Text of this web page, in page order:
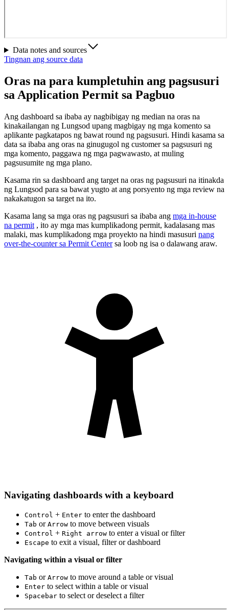
Data notes and sources
Tingnan ang source data
Oras na para kumpletuhin ang pagsusuri
sa Application Permit sa Pagbuo
Ang dashboard sa ibaba ay nagbibigay ng median na oras na
kinakailangan ng Lungsod upang magbigay ng mga komento sa
aplikante pagkatapos ng bawat round ng pagsusuri. Hindi kasama sa
data sa ibaba ang oras na ginugugol ng customer sa pagsusuri ng
mga komento, paggawa ng mga pagwawasto, at muling
pagsusumite ng mga plano.
Kasama rin sa dashboard ang target na oras ng pagsusuri na itinakda
ng Lungsod para sa bawat yugto at ang porsyento ng mga review na
nakakatugon sa target na ito.
Kasama lang sa mga oras ng pagsusuri sa ibaba ang mga in-house
na permit , ito ay mga mas kumplikadong permit, kadalasang mas
malaki, mas kumplikadong mga proyekto na hindi masusuri nang
over-the-counter sa Permit Centersa loob ng isa o dalawang araw.
Navigating dashboards with a keyboard
Control + Enter to enter the dashboard
Tab or Arrow to move between visuals
Control + Right arrow to enter a visual or filter
Escape to exit a visual, filter or dashboard
Navigating within a visual or filter
Tab or Arrow to move around a table or visual
Enter to select within a table or visual
Spacebar to select or deselect a filter